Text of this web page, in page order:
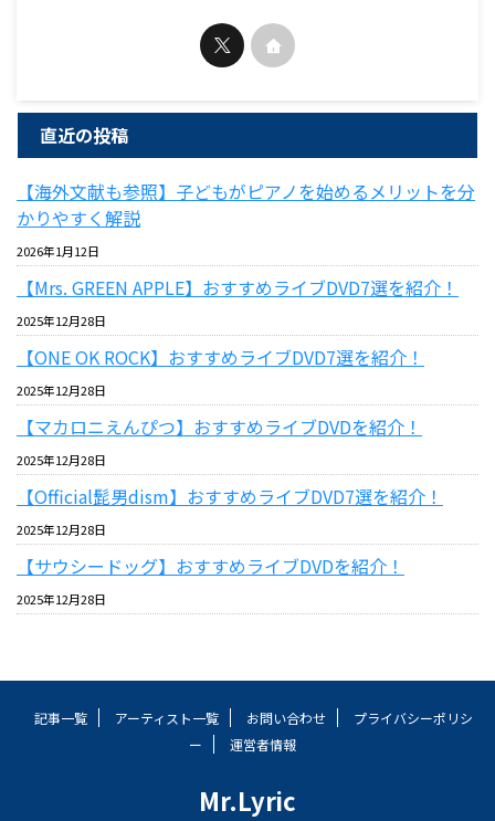
直近の投稿
【海外文献も参照】子どもがピアノを始めるメリットを分
かりやすく解説
2026年1月12日
【Mrs. GREEN APPLE】おすすめライブDVD7選を紹介！
2025年12月28日
【ONE OK ROCK】おすすめライブDVD7選を紹介！
2025年12月28日
【マカロニえんぴつ】おすすめライブDVDを紹介！
2025年12月28日
【Official髭男dism】おすすめライブDVD7選を紹介！
2025年12月28日
【サウシードッグ】おすすめライブDVDを紹介！
2025年12月28日
記事一覧 アーティスト一覧 お問い合わせ
プライバシーポリシ
ー
運営者情報
Mr.Lyric